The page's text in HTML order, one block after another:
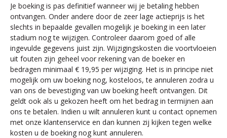
Je boeking is pas definitief wanneer wij je betaling hebben
ontvangen. Onder andere door de zeer lage actieprijs is het
slechts in bepaalde gevallen mogelijk je boeking in een later
stadium nog te wijzigen. Controleer daarom goed of alle
ingevulde gegevens juist zijn. Wijzigingskosten die voortvloeien
uit fouten zijn geheel voor rekening van de boeker en
bedragen minimaal € 19,95 per wijziging. Het is in principe niet
mogelijk om uw boeking nog, kosteloos, te annuleren zodra u
van ons de bevestiging van uw boeking heeft ontvangen. Dit
geldt ook als u gekozen heeft om het bedrag in termijnen aan
ons te betalen. Indien u wilt annuleren kunt u contact opnemen
met onze klantenservice en dan kunnen zij kijken tegen welke
kosten u de boeking nog kunt annuleren.